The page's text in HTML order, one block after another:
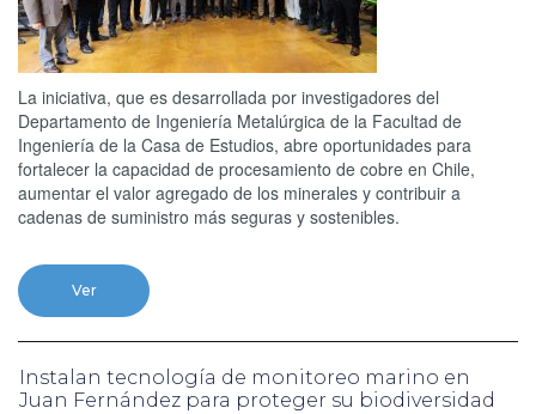
La iniciativa, que es desarrollada por investigadores del
Departamento de Ingeniería Metalúrgica de la Facultad de
Ingeniería de la Casa de Estudios, abre oportunidades para
fortalecer la capacidad de procesamiento de cobre en Chile,
aumentar el valor agregado de los minerales y contribuir a
cadenas de suministro más seguras y sostenibles.
Ver
Instalan tecnología de monitoreo marino en
Juan Fernández para proteger su biodiversidad